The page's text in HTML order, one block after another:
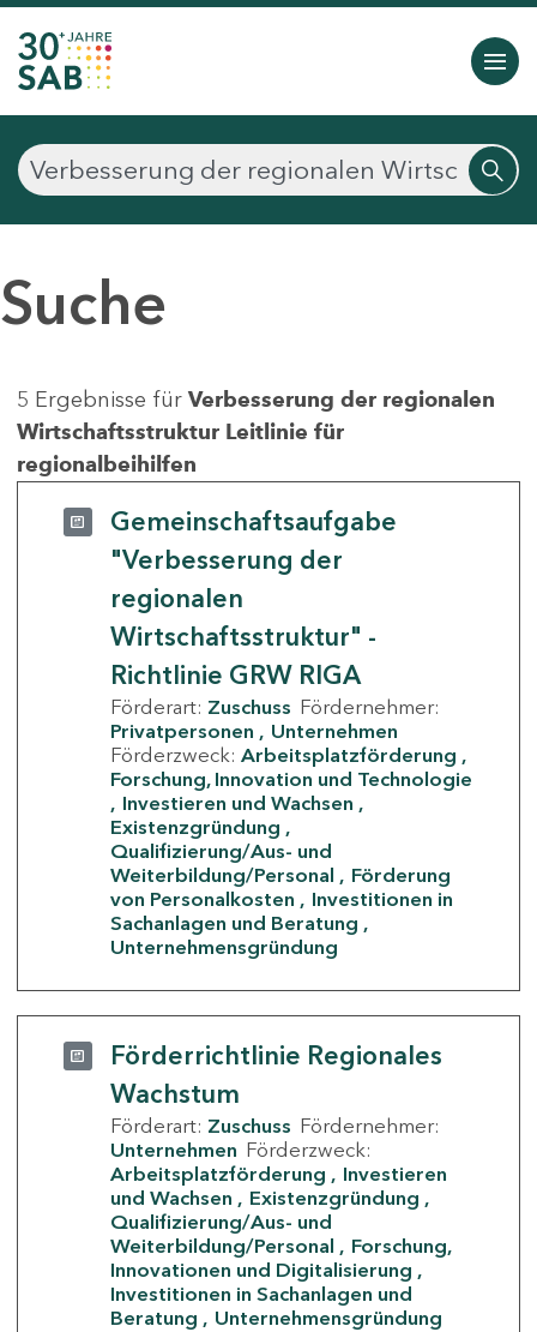
Suche
5 Ergebnisse für Verbesserung der regionalen
Wirtschaftsstruktur Leitlinie für
regionalbeihilfen
Gemeinschaftsaufgabe
"Verbesserung der
regionalen
Wirtschaftsstruktur" -
Richtlinie GRW RIGA
Förderart: Zuschuss Fördernehmer:
Privatpersonen
Unternehmen
Förderzweck: Arbeitsplatzförderung
Forschung, Innovation und Technologie
Investieren und Wachsen
Existenzgründung
Qualifizierung/Aus- und
Weiterbildung/Personal
Förderung
von Personalkosten
Investitionen in
Sachanlagen und Beratung
Unternehmensgründung
Förderrichtlinie Regionales
Wachstum
Förderart: Zuschuss Fördernehmer:
Unternehmen Förderzweck:
Arbeitsplatzförderung
Investieren
und Wachsen
Existenzgründung
Qualifizierung/Aus- und
Weiterbildung/Personal
Forschung,
Innovationen und Digitalisierung
Investitionen in Sachanlagen und
Beratung
Unternehmensgründung